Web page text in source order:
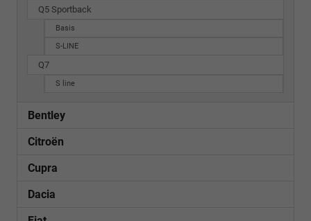
Q5 Sportback
Basis
S-LINE
Q7
S line
Bentley
Citroën
Cupra
Dacia